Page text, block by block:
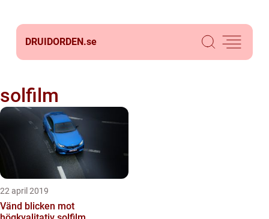
DRUIDORDEN.se
solfilm
22 april 2019
Vänd blicken mot